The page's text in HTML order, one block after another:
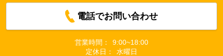
電話でお問い合わせ
営業時間：
9:00~18:00
定休日：
水曜日